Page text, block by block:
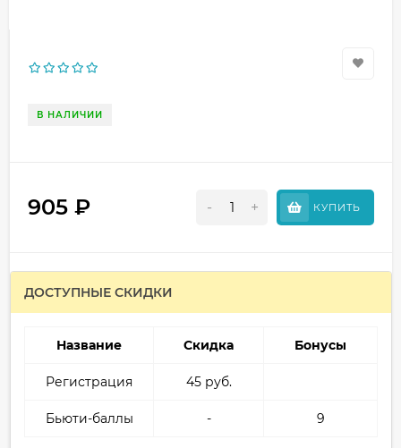
В НАЛИЧИИ
905 ₽ - + КУПИТЬ
ДОСТУПНЫЕ СКИДКИ
Название Скидка Бонусы
Регистрация 45 руб.
Бьюти-баллы - 9